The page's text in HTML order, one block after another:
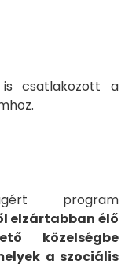
is csatlakozott a
program
elzártabban élő
közelségbe
a szociális